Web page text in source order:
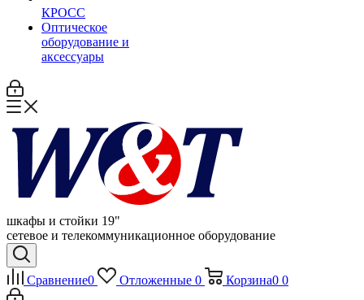
КРОСС
Оптическое
оборудование и
аксессуары
шкафы и стойки 19"
сетевое и телекоммуникационное оборудование
Сравнение0 Отложенные 0 Корзина0 0